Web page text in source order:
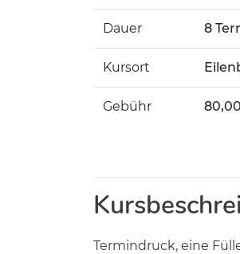
Dauer 8
Kursort
Gebühr
Termindruck, eine